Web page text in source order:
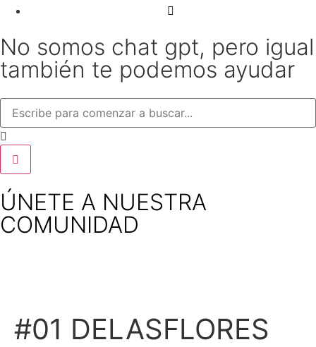
No somos chat gpt, pero igual
también te podemos ayudar
ÚNETE A NUESTRA
COMUNIDAD
#01 DELASFLORES